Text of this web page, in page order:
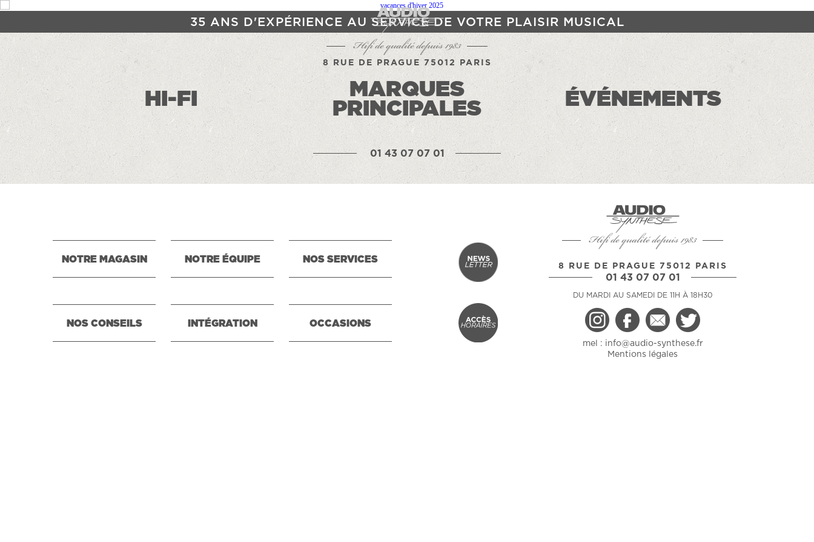
35 ANS D'EXPÉRIENCE AU SERVICE DE VOTRE PLAISIR MUSICAL
Hifi de qualité depuis 1983
8 RUE DE PRAGUE 75012 PARIS
HI-FI
MARQUES
PRINCIPALES
ÉVÉNEMENTS
01 43 07 07 01
NOTRE MAGASIN NOTRE ÉQUIPE NOS SERVICES
NOS CONSEILS INTÉGRATION OCCASIONS
Hifi de qualité depuis 1983
8 RUE DE PRAGUE 75012 PARIS
01 43 07 07 01
DU MARDI AU SAMEDI DE 11H À 18H30
mel : info@audio-synthese.fr
Mentions légales